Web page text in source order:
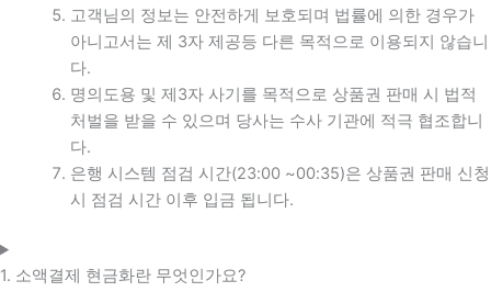
고객님의 정보는 안전하게 보호되며 법률에 의한 경우가
아니고서는 제 3자 제공등 다른 목적으로 이용되지 않습니
다.
명의도용 및 제3자 사기를 목적으로 상품권 판매 시 법적
처벌을 받을 수 있으며 당사는 수사 기관에 적극 협조합니
다.
은행 시스템 점검 시간(23:00 ~00:35)은 상품권 판매 신청
시 점검 시간 이후 입금 됩니다.
1. 소액결제 현금화란 무엇인가요?